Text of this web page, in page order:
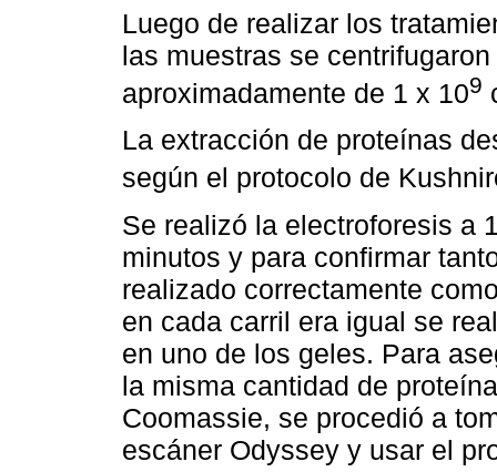
Luego de realizar los
las muestras se
aproximadamente de 1 x 109
La extracción de proteínas
según el protocolo de
Se realizó la electroforesis a
minutos y para confirmar
realizado correctamente
en cada carril era igual se
en uno de los geles. Para
la misma cantidad de
Coomassie, se procedió a
escáner Odyssey y usar el